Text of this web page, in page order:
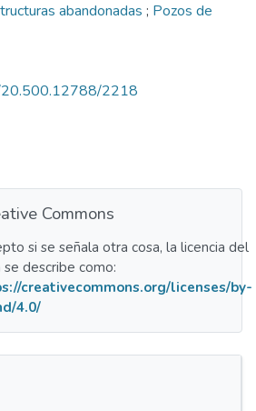
abandonadas ; Pozos de
20.500.12788/2218
Commons
si se señala otra cosa, la licencia del
describe como:
creativecommons.org/licenses/by-
4.0/